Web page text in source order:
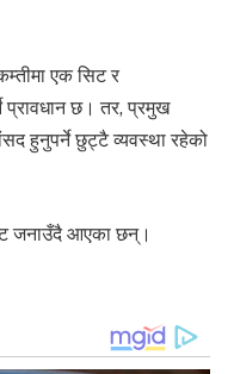
एक सिट र
प्रावधान छ। तर, प्रमुख
हुनुपर्ने छुट्टै व्यवस्था रहेको
जनाउँदै आएका छन्।